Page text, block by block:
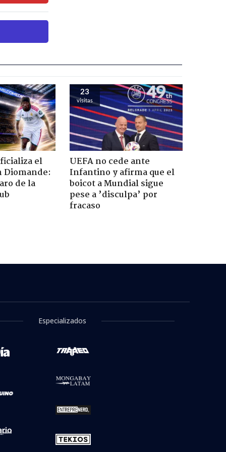
el
Diomande:
de la
23
visitas
UEFA no cede ante
Infantino y afirma que el
boicot a Mundial sigue
pese a ’disculpa’ por
fracaso
Especializados